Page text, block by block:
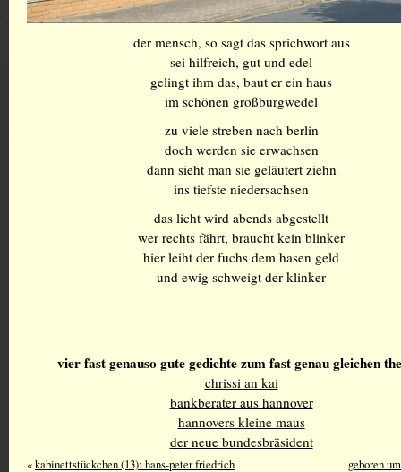
der mensch, so sagt das sprichwort aus
sei hilfreich, gut und edel
gelingt ihm das, baut er ein haus
im schönen großburgwedel
zu viele streben nach berlin
doch werden sie erwachsen
dann sieht man sie geläutert ziehn
ins tiefste niedersachsen
das licht wird abends abgestellt
wer rechts fährt, braucht kein blinker
hier leiht der fuchs dem hasen geld
und ewig schweigt der klinker
vier fast genauso gute gedichte zum fast genau gleichen
chrissi an kai
bankberater aus hannover
hannovers kleine maus
der neue bundesbräsident
«kabinettstückchen (13): hans-peter friedrich geboren